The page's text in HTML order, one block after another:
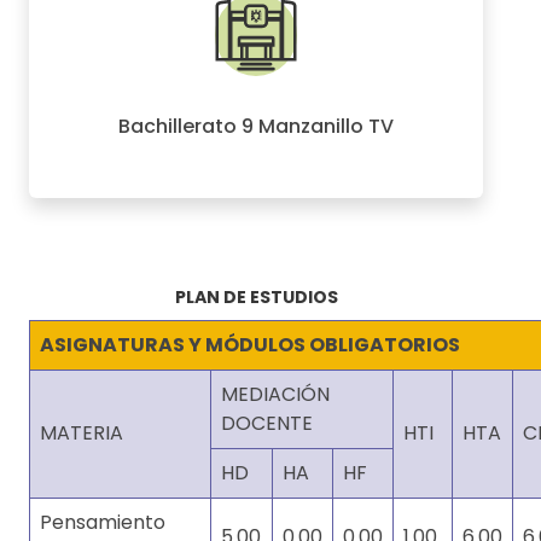
Bachillerato 9 Manzanillo TV
PLAN DE ESTUDIOS
ASIGNATURAS Y MÓDULOS OBLIGATORIOS
MATERIA
MEDIACIÓN
DOCENTE
HTI HTA
HD
HA
HF
Pensamiento